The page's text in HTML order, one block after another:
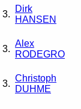
3.
Dirk
HANSEN
3.
Alex
RODEGRO
3.
Christoph
DUHME